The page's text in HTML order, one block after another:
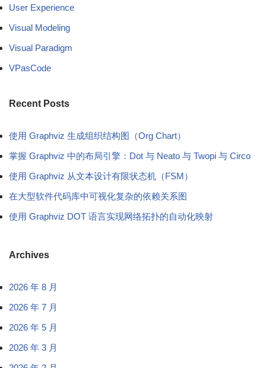
User Experience
Visual Modeling
Visual Paradigm
VPasCode
Recent Posts
使用 Graphviz 生成组织结构图（Org Chart）
掌握 Graphviz 中的布局引擎：Dot 与 Neato 与 Twopi 与 Circo
使用 Graphviz 从文本设计有限状态机（FSM）
在大型软件代码库中可视化复杂的依赖关系图
使用 Graphviz DOT 语言实现网络拓扑的自动化映射
Archives
2026 年 8 月
2026 年 7 月
2026 年 5 月
2026 年 3 月